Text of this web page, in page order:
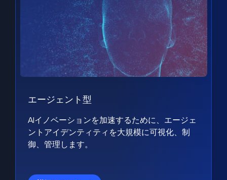
エージェント型
AIイノベーションを加速するために、エージェ
ントアイデンティティを大規模に可視化、制
御、管理します。